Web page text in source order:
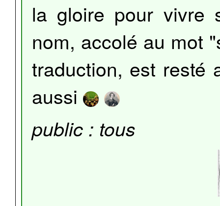
la gloire pour vivre
nom, accolé au mot
traduction, est resté
aussi
public : tous